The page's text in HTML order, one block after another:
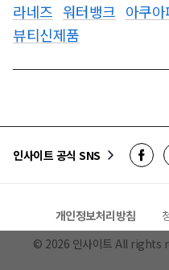
라네즈 워터뱅크 아쿠
뷰티신제품
인사이트 공식 SNS
개인정보처리방침
© 2026 인사이트 All rights